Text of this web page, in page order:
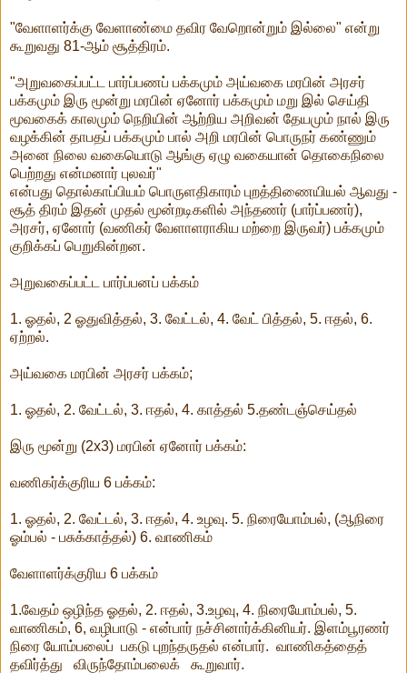
"வேளாளர்க்கு வேளாண்மை தவிர வேறொன்றும் இல்லை" என்று
கூறுவது 81-ஆம் சூத்திரம்.
"அறுவகைப்பட்ட பார்ப்பணப் பக்கமும் அய்வகை மரபின் அரசர்
பக்கமும் இரு மூன்று மரபின் ஏனோர் பக்கமும் மறு இல் செய்தி
மூவகைக் காலமும் நெறியின் ஆற்றிய அறிவன் தேயமும் நால் இரு
வழக்கின் தாபதப் பக்கமும் பால் அறி மரபின் பொருநர் கண்ணும்
அனை நிலை வகையொடு ஆங்கு ஏழு வகையான் தொகைநிலை
பெற்றது என்மனார் புலவர்"
என்பது தொல்காப்பியம் பொருளதிகாரம் புறத்திணையியல் ஆவது -
சூத் திரம் இதன் முதல் மூன்றடிகளில் அந்தணர் (பார்ப்பணர்),
அரசர், ஏனோர் (வணிகர் வேளாளராகிய மற்றை இருவர்) பக்கமும்
குறிக்கப் பெறுகின்றன.
அறுவகைப்பட்ட பார்ப்பனப் பக்கம்
1. ஓதல், 2 ஓதுவித்தல், 3. வேட்டல், 4. வேட் பித்தல், 5. ஈதல், 6.
ஏற்றல்.
அய்வகை மரபின் அரசர் பக்கம்;
1. ஓதல், 2. வேட்டல், 3. ஈதல், 4. காத்தல் 5.தண்டஞ்செய்தல்
இரு மூன்று (2x3) மரபின் ஏனோர் பக்கம்:
வணிகர்க்குரிய 6 பக்கம்:
1. ஓதல், 2. வேட்டல், 3. ஈதல், 4. உழவு. 5. நிரையோம்பல், (ஆநிரை
ஓம்பல் - பசுக்காத்தல்) 6. வாணிகம்
வேளாளர்க்குரிய 6 பக்கம்
1.வேதம் ஒழிந்த ஓதல், 2. ஈதல், 3.உழவு, 4. நிரையோம்பல், 5.
வாணிகம், 6, வழிபாடு - என்பார் நச்சினார்க்கினியர். இளம்பூரணர்
நிரை யோம்பலைப் பகடு புறந்தருதல் என்பார். வாணிகத்தைத்
தவிர்த்து விருந்தோம்பலைக் கூறுவார்.